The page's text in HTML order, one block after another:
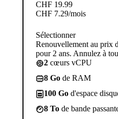
CHF 19.99
CHF 7.29/mois
Sélectionner
Renouvellement au prix
pour 2 ans. Annulez à
2 cœurs vCPU
8 Go de RAM
100 Go d'espace
8 To de bande